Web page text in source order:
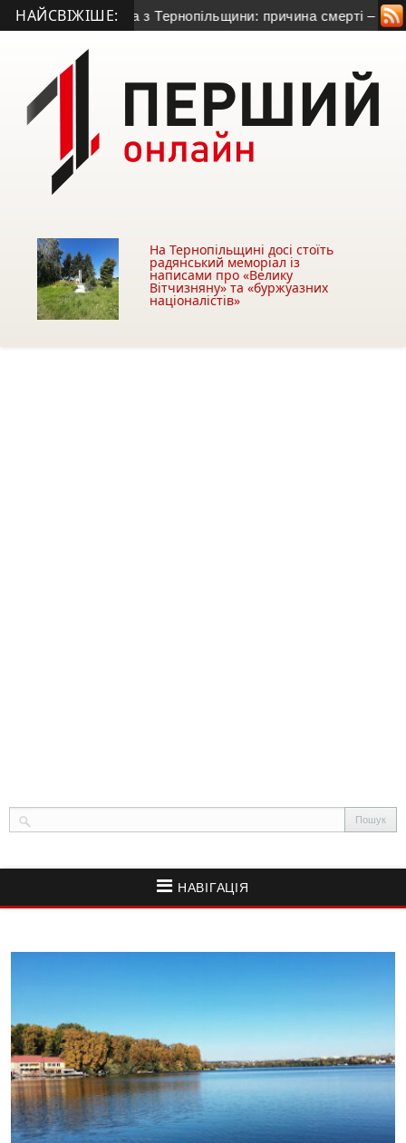
НАЙСВІЖІШЕ:з Тернопільщини: причина смерті – гостра
На Тернопільщині досі стоїть
радянський меморіал із
написами про «Велику
Вітчизняну» та «буржуазних
націоналістів»
НАВІГАЦІЯ